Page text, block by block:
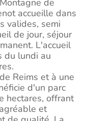
de
accueille dans
valides, semi
de jour, séjour
L'accueil
du lundi au
Reims et à une
d'un parc
hectares, offrant
et